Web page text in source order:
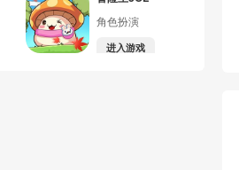
角色扮演
进入游戏